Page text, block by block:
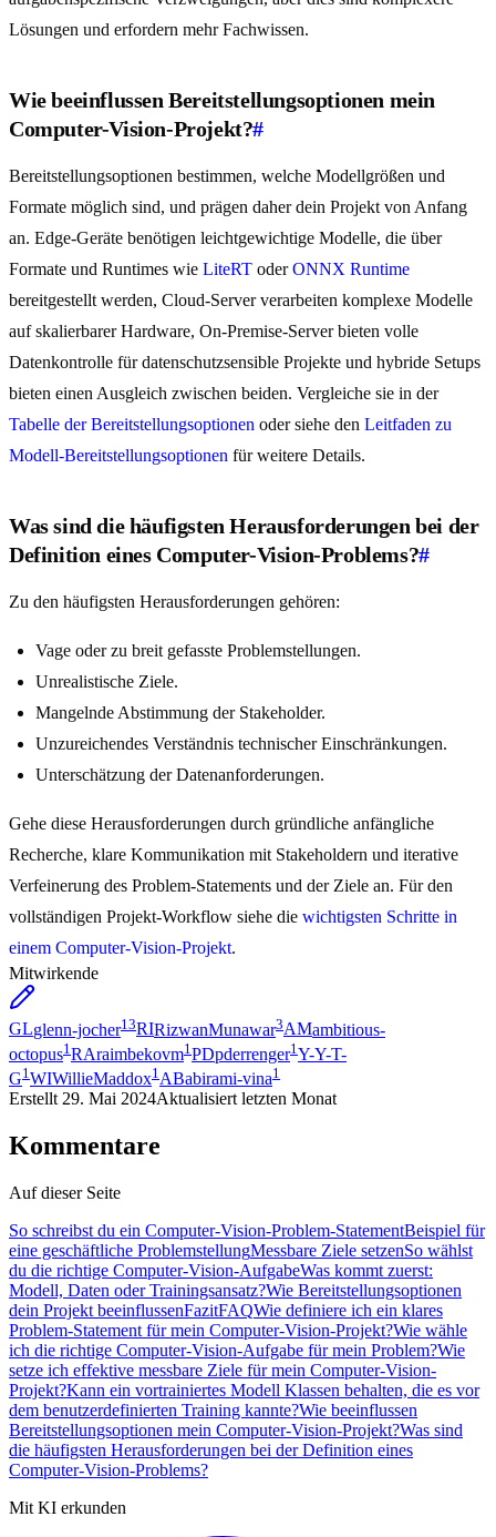
Lösungen und erfordern mehr Fachwissen.
Wie beeinflussen Bereitstellungsoptionen mein
Computer-Vision-Projekt?#
Bereitstellungsoptionen bestimmen, welche Modellgrößen und
Formate möglich sind, und prägen daher dein Projekt von Anfang
an. Edge-Geräte benötigen leichtgewichtige Modelle, die über
Formate und Runtimes wie LiteRT oderONNX Runtime
bereitgestellt werden, Cloud-Server verarbeiten komplexe Modelle
auf skalierbarer Hardware, On-Premise-Server bieten volle
Datenkontrolle für datenschutzsensible Projekte und hybride Setups
bieten einen Ausgleich zwischen beiden. Vergleiche sie in der
Tabelle der Bereitstellungsoptionen oder siehe den Leitfaden zu
Modell-Bereitstellungsoptionen für weitere Details.
Was sind die häufigsten Herausforderungen bei der
Definition eines Computer-Vision-Problems?#
Zu den häufigsten Herausforderungen gehören:
Vage oder zu breit gefasste Problemstellungen.
Unrealistische Ziele.
Mangelnde Abstimmung der Stakeholder.
Unzureichendes Verständnis technischer Einschränkungen.
Unterschätzung der Datenanforderungen.
Gehe diese Herausforderungen durch gründliche anfängliche
Recherche, klare Kommunikation mit Stakeholdern und iterative
Verfeinerung des Problem-Statements und der Ziele an. Für den
vollständigen Projekt-Workflow siehe die wichtigsten Schritte in
einem Computer-Vision-Projekt.
Mitwirkende
GLglenn-jocher13RIRizwanMunawar3AMambitious-
octopus1 RAraimbekovm1 PDpderrenger1 Y-Y-T-
G1WIWillieMaddox1ABabirami-vina1
Erstellt 29. Mai 2024Aktualisiert letzten Monat
Kommentare
Auf dieser Seite
So schreibst du ein Computer-Vision-Problem-StatementBeispiel für
eine geschäftliche ProblemstellungMessbare Ziele setzenSo wählst
du die richtige Computer-Vision-AufgabeWas kommt zuerst:
Modell, Daten oder Trainingsansatz?Wie Bereitstellungsoptionen
dein Projekt beeinflussenFazitFAQWie definiere ich ein klares
Problem-Statement für mein Computer-Vision-Projekt?Wie wähle
ich die richtige Computer-Vision-Aufgabe für mein Problem?Wie
setze ich effektive messbare Ziele für mein Computer-Vision-
Projekt?Kann ein vortrainiertes Modell Klassen behalten, die es vor
dem benutzerdefinierten Training kannte?Wie beeinflussen
Bereitstellungsoptionen mein Computer-Vision-Projekt?Was sind
die häufigsten Herausforderungen bei der Definition eines
Computer-Vision-Problems?
Mit KI erkunden